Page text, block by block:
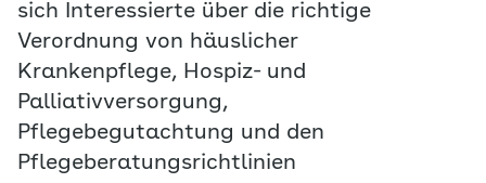
sich Interessierte über die richtige
Verordnung von häuslicher
Krankenpflege, Hospiz- und
Palliativversorgung,
Pflegebegutachtung und den
Pflegeberatungsrichtlinien